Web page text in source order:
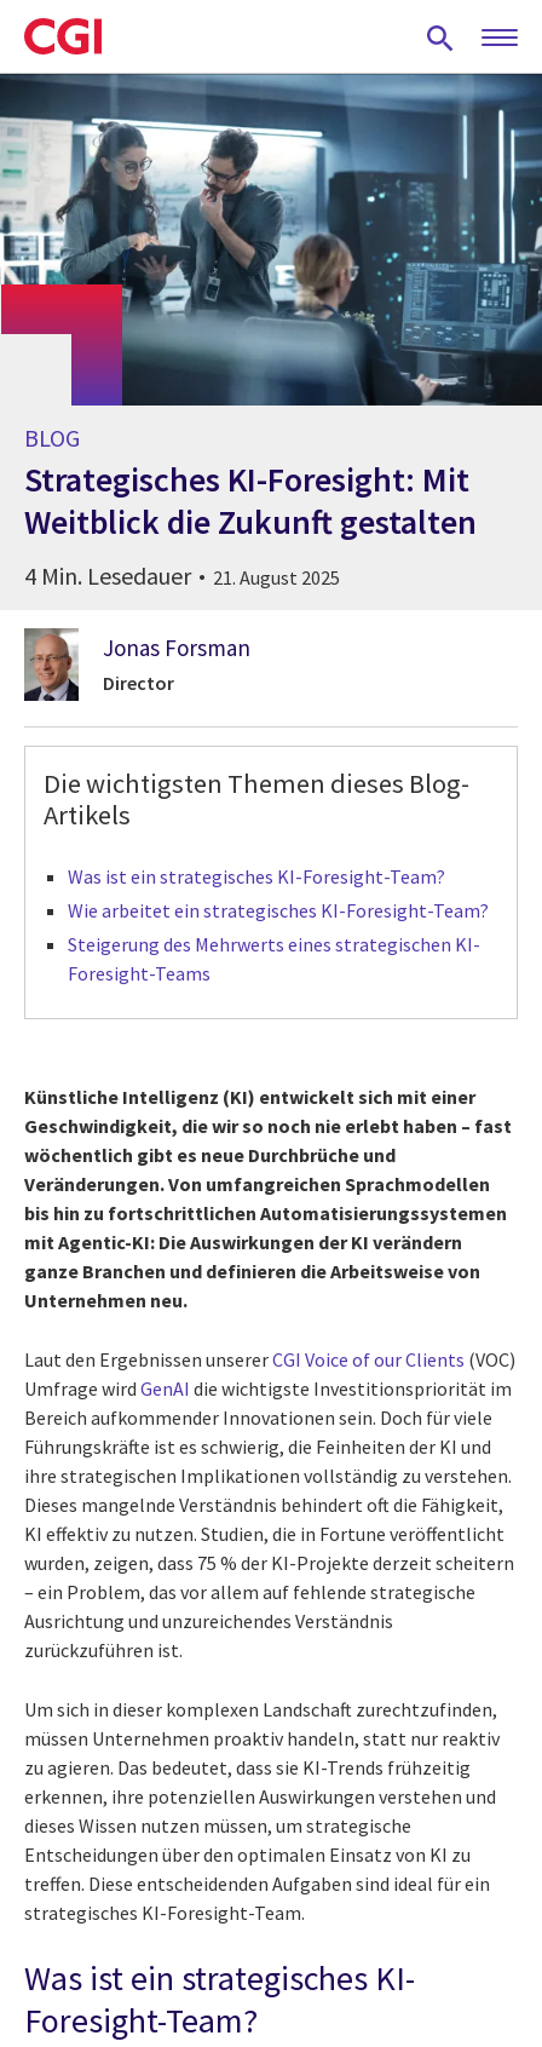
Skip
to
main
BLOG
Strategisches KI-Foresight: Mit
Weitblick die Zukunft gestalten
4 Min. Lesedauer 21. August 2025
Jonas Forsman
Director
Die wichtigsten Themen dieses Blog-
Artikels
Was ist ein strategisches KI-Foresight-Team?
Wie arbeitet ein strategisches KI-Foresight-Team?
Steigerung des Mehrwerts eines strategischen KI-
Foresight-Teams
Künstliche Intelligenz (KI) entwickelt sich mit einer
Geschwindigkeit, die wir so noch nie erlebt haben – fast
wöchentlich gibt es neue Durchbrüche und
Veränderungen. Von umfangreichen Sprachmodellen
bis hin zu fortschrittlichen Automatisierungssystemen
mit Agentic-KI: Die Auswirkungen der KI verändern
ganze Branchen und definieren die Arbeitsweise von
Unternehmen neu.
Laut den Ergebnissen unsererCGI Voice of our Clients (VOC)
Umfrage wird GenAI die wichtigste Investitionspriorität im
Bereich aufkommender Innovationen sein. Doch für viele
Führungskräfte ist es schwierig, die Feinheiten der KI und
ihre strategischen Implikationen vollständig zu verstehen.
Dieses mangelnde Verständnis behindert oft die Fähigkeit,
KI effektiv zu nutzen. Studien, die in Fortune veröffentlicht
wurden, zeigen, dass 75 % der KI-Projekte derzeit scheitern
– ein Problem, das vor allem auf fehlende strategische
Ausrichtung und unzureichendes Verständnis
zurückzuführen ist.
Um sich in dieser komplexen Landschaft zurechtzufinden,
müssen Unternehmen proaktiv handeln, statt nur reaktiv
zu agieren. Das bedeutet, dass sie KI-Trends frühzeitig
erkennen, ihre potenziellen Auswirkungen verstehen und
dieses Wissen nutzen müssen, um strategische
Entscheidungen über den optimalen Einsatz von KI zu
treffen. Diese entscheidenden Aufgaben sind ideal für ein
strategisches KI-Foresight-Team.
Was ist ein strategisches KI-
Foresight-Team?